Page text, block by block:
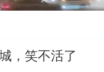
，笑不活了